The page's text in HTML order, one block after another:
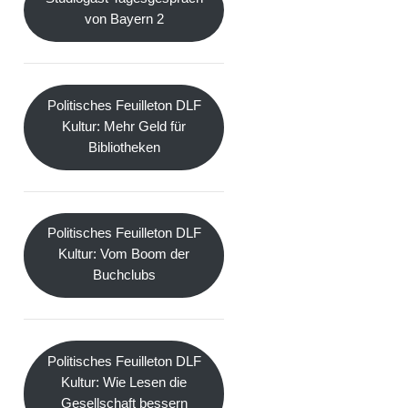
von Bayern 2
Politisches Feuilleton DLF
Kultur: Mehr Geld für
Bibliotheken
Politisches Feuilleton DLF
Kultur: Vom Boom der
Buchclubs
Politisches Feuilleton DLF
Kultur: Wie Lesen die
Gesellschaft bessern